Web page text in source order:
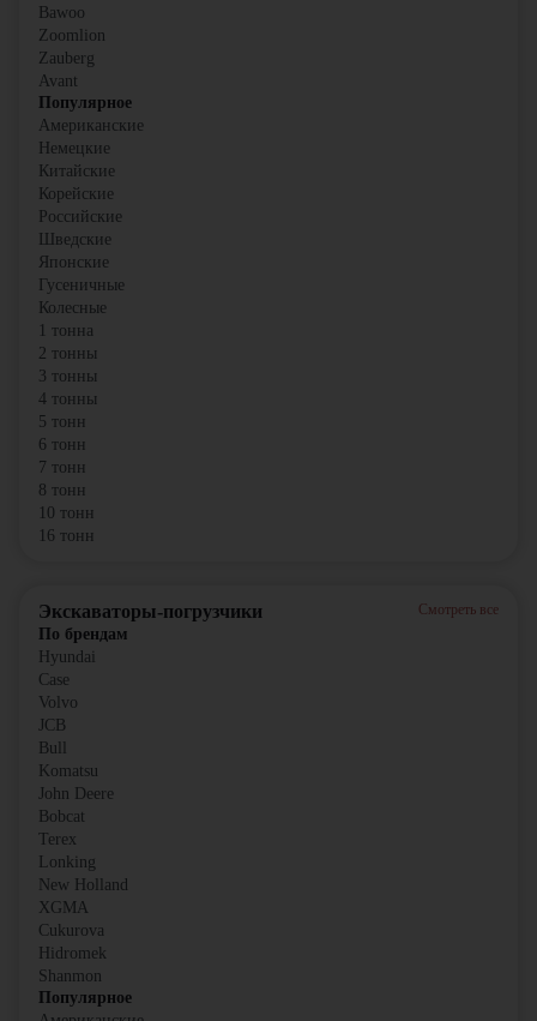
Bawoo
Zoomlion
Zauberg
Avant
Популярное
Американские
Немецкие
Китайские
Корейские
Российские
Шведские
Японские
Гусеничные
Колесные
1 тонна
2 тонны
3 тонны
4 тонны
5 тонн
6 тонн
7 тонн
8 тонн
10 тонн
16 тонн
Экскаваторы-погрузчики Смотреть все
По брендам
Hyundai
Case
Volvo
JCB
Bull
Komatsu
John Deere
Bobcat
Terex
Lonking
New Holland
XGMA
Cukurova
Hidromek
Shanmon
Популярное